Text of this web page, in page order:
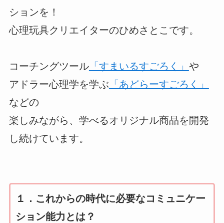
ションを！
心理玩具クリエイターのひめさとこです。
コーチングツール「すまいるすごろく」 や
アドラー心理学を学ぶ 「あどらーすごろく」
などの
楽しみながら、学べるオリジナル商品を開発
し続けています。
１．これからの時代に必要なコミュニケー
ション能力とは？